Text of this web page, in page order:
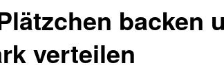
backen
verteilen